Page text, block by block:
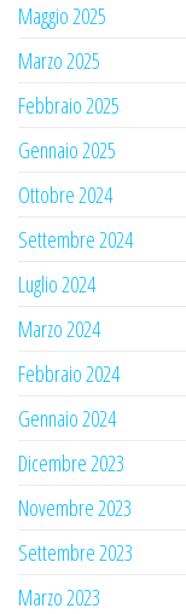
Maggio 2025
Marzo 2025
Febbraio 2025
Gennaio 2025
Ottobre 2024
Settembre 2024
Luglio 2024
Marzo 2024
Febbraio 2024
Gennaio 2024
Dicembre 2023
Novembre 2023
Settembre 2023
Marzo 2023